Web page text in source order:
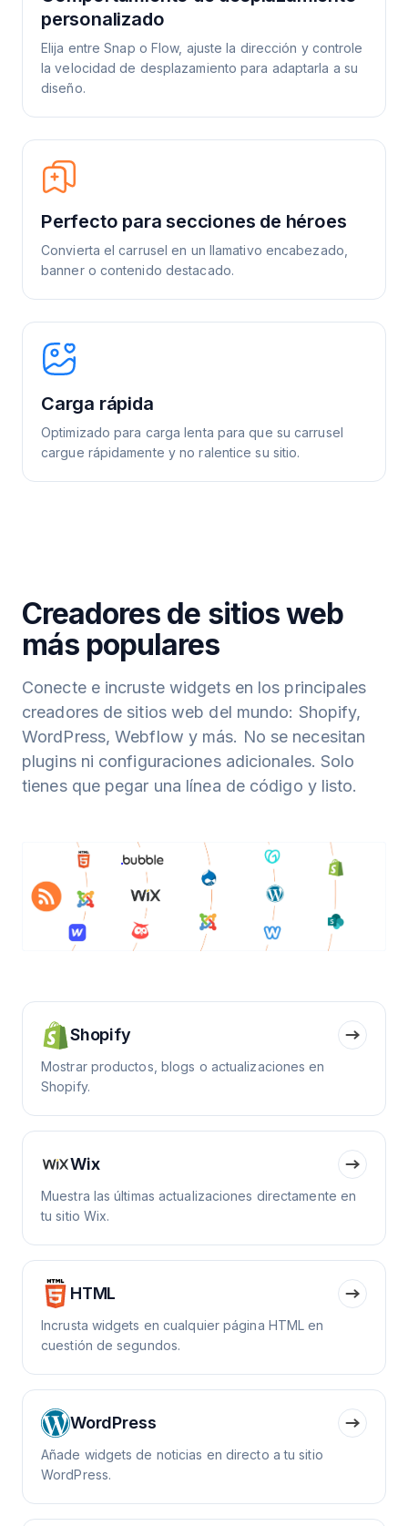
personalizado
Elija entre Snap o Flow, ajuste la dirección y controle
la velocidad de desplazamiento para adaptarla a su
diseño.
Perfecto para secciones de héroes
Convierta el carrusel en un llamativo encabezado,
banner o contenido destacado.
Carga rápida
Optimizado para carga lenta para que su carrusel
cargue rápidamente y no ralentice su sitio.
Creadores de sitios web
más populares
Conecte e incruste widgets en los principales
creadores de sitios web del mundo: Shopify,
WordPress, Webflow y más. No se necesitan
plugins ni configuraciones adicionales. Solo
tienes que pegar una línea de código y listo.
Shopify
Mostrar productos, blogs o actualizaciones en
Shopify.
Wix
Muestra las últimas actualizaciones directamente en
tu sitio Wix.
HTML
Incrusta widgets en cualquier página HTML en
cuestión de segundos.
WordPress
Añade widgets de noticias en directo a tu sitio
WordPress.